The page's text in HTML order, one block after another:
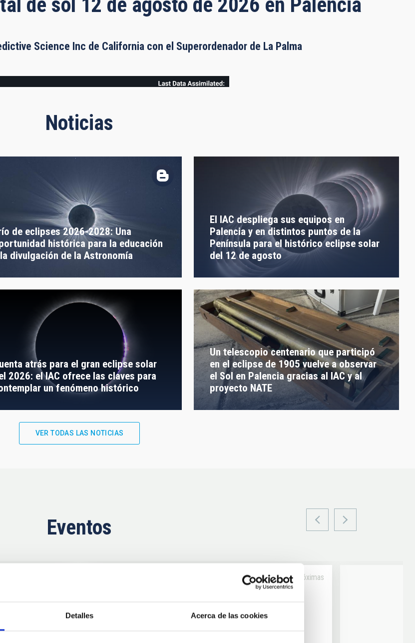
Detalles Acerca de las cookies
Science Inc de California con el Superordenador de La Palma
Noticias
de eclipses 2026-2028: Una
histórica para la educación
divulgación de la Astronomía
El IAC despliega sus equipos en
Palencia y en distintos puntos de la
Península para el histórico eclipse solar
del 12 de agosto
atrás para el gran eclipse solar
2026: el IAC ofrece las claves para
un fenómeno histórico
Un telescopio centenario que participó
en el eclipse de 1905 vuelve a observar
el Sol en Palencia gracias al IAC y al
proyecto NATE
VER TODAS LAS NOTICIAS
Eventos
10 14
Próximas